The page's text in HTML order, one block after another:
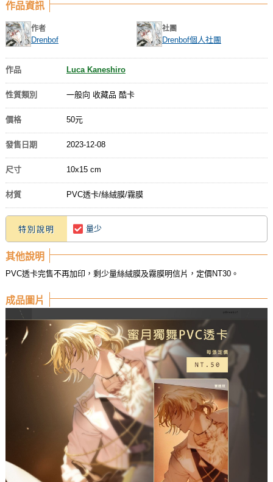
作品資訊
作者
Drenbof
社團
Drenbof個人社團
作品 Luca Kaneshiro
性質類別 一般向 收藏品 酷卡
價格 50元
發售日期 2023-12-08
尺寸 10x15 cm
材質 PVC透卡/絲絨膜/霧膜
特別說明 量少
其他說明
PVC透卡完售不再加印，剩少量絲絨膜及霧膜明信片，定價NT30。
成品圖片